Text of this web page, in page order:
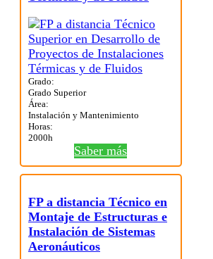
Grado:
Grado Superior
Área:
Instalación y Mantenimiento
Horas:
2000h
Saber más
FP a distancia Técnico en
Montaje de Estructuras e
Instalación de Sistemas
Aeronáuticos